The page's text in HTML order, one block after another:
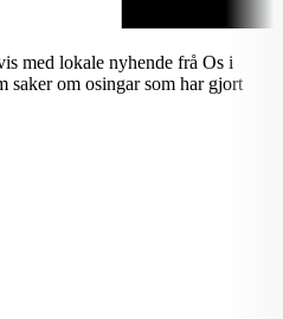
med lokale nyhende frå Os i
saker om osingar som har gjort